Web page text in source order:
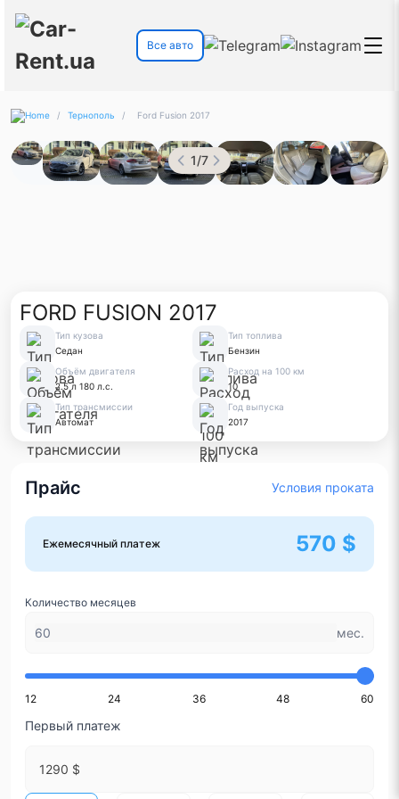
Все авто
/ Тернополь / Ford Fusion 2017
1/7
FORD FUSION 2017
Тип кузова
Седан
Тип топлива
Бензин
Объём двигателя
2.5 л 180 л.с.
Расход на 100 км
10
Тип трансмиссии
Автомат
Год выпуска
2017
Прайс Условия проката
Ежемесячный платеж 570 $
Количество месяцев
мес.
12 24 36 48 60
Первый платеж
1290 $